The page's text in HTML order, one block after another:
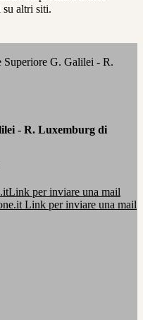
su altri siti.
Superiore G. Galilei - R.
- R. Luxemburg di
Link per inviare una mail
Link per inviare una mail